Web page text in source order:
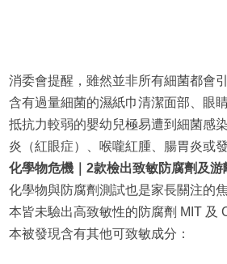
消委會提醒，雖然並非所有細菌都會
含有過量細菌的濕紙巾清潔面部、眼
抵抗力較弱的嬰幼兒極易遭到細菌感
炎（紅眼症）、喉嚨紅腫、腸胃炎或發
化學物危機｜2款檢出致敏防腐劑及游
化學物與防腐劑測試也是家長關注的
本皆未驗出高致敏性的防腐劑 MIT 及
本被發現含有其他可致敏成分：